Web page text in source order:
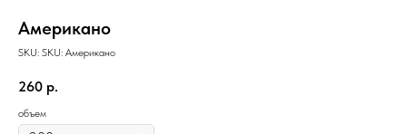
Американо
SKU: SKU: Американо
260 р.
объем